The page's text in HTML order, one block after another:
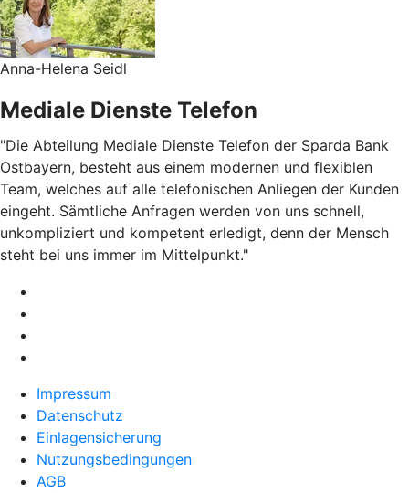
Anna-Helena Seidl
Mediale Dienste Telefon
"Die Abteilung Mediale Dienste Telefon der Sparda Bank
Ostbayern, besteht aus einem modernen und flexiblen
Team, welches auf alle telefonischen Anliegen der Kunden
eingeht. Sämtliche Anfragen werden von uns schnell,
unkompliziert und kompetent erledigt, denn der Mensch
steht bei uns immer im Mittelpunkt."
Impressum
Datenschutz
Einlagensicherung
Nutzungsbedingungen
AGB